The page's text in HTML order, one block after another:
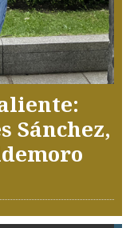
Sánchez,